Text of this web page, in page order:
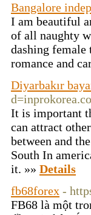
Bangalore
I am beautiful
of all naughty
dashing female
romance and
Diyarbakır
It is important
can attract
between and
South In
it. »» Details
fb68forex -
FB68 là một